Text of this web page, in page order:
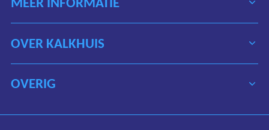
Disclaimer
OVER KALKHUIS
OVERIG